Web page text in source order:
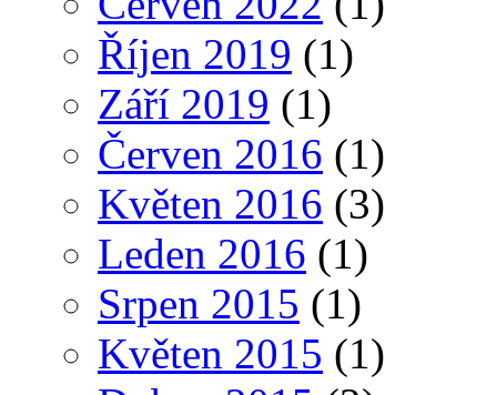
Říjen 2019 (1)
Září 2019 (1)
Červen 2016 (1)
Květen 2016 (3)
Leden 2016 (1)
Srpen 2015 (1)
Květen 2015 (1)